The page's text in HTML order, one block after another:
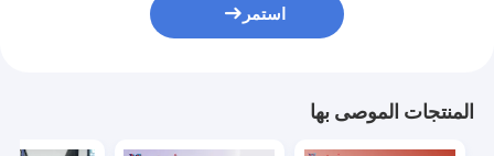
استمر
المنتجات الموصى بها